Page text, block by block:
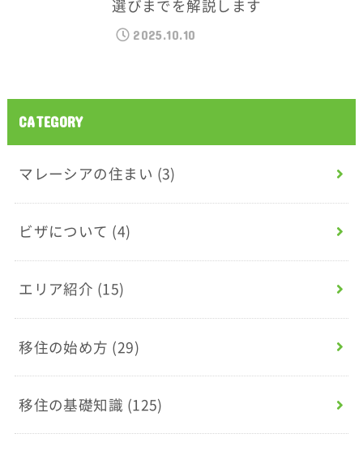
選びまでを解説します
2025.10.10
CATEGORY
マレーシアの住まい (3)
ビザについて (4)
エリア紹介 (15)
移住の始め方 (29)
移住の基礎知識 (125)